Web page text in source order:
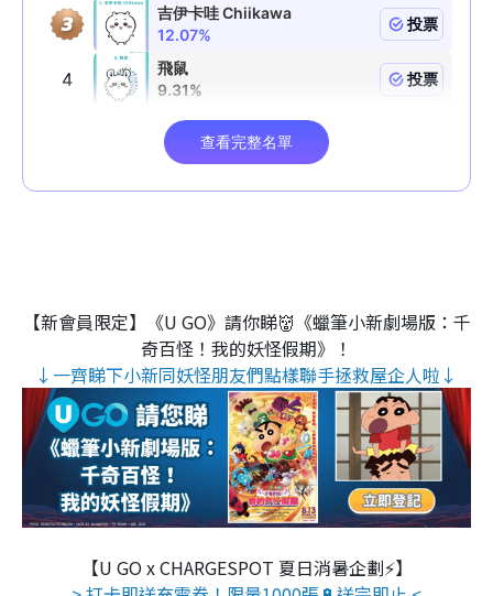
【新會員限定】《U GO》請你睇👹《蠟筆小新劇場版：千
奇百怪！我的妖怪假期》！
↓一齊睇下小新同妖怪朋友們點樣聯手拯救屋企人啦↓
【U GO x CHARGESPOT 夏日消暑企劃⚡】